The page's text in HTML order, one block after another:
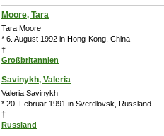
Moore, Tara
Tara Moore
* 6. August 1992 in Hong-Kong, China
†
Großbritannien
Savinykh, Valeria
Valeria Savinykh
* 20. Februar 1991 in Sverdlovsk, Russland
†
Russland